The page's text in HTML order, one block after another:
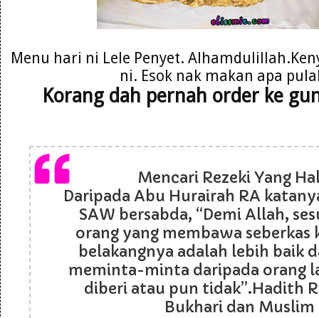
Menu hari ni Lele Penyet.
ni. Esok nak makan apa
Korang dah pernah order ke
Mencari Rezeki Yang
Daripada Abu Hurairah RA
SAW bersabda, “Demi Allah,
orang yang membawa seberkas
belakangnya adalah lebih baik
meminta-minta daripada orang
diberi atau pun tidak”.Hadith
Bukhari dan Muslim